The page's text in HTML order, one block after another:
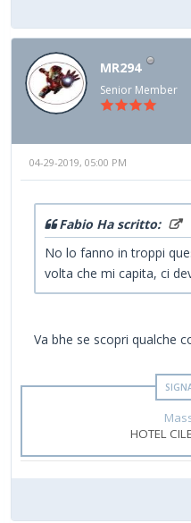
MR294
Senior Member
04-29-2019, 05:00 PM
Fabio Ha scritto:
No lo fanno in troppi
volta che mi capita, ci
Va bhe se scopri qualche
HOTEL